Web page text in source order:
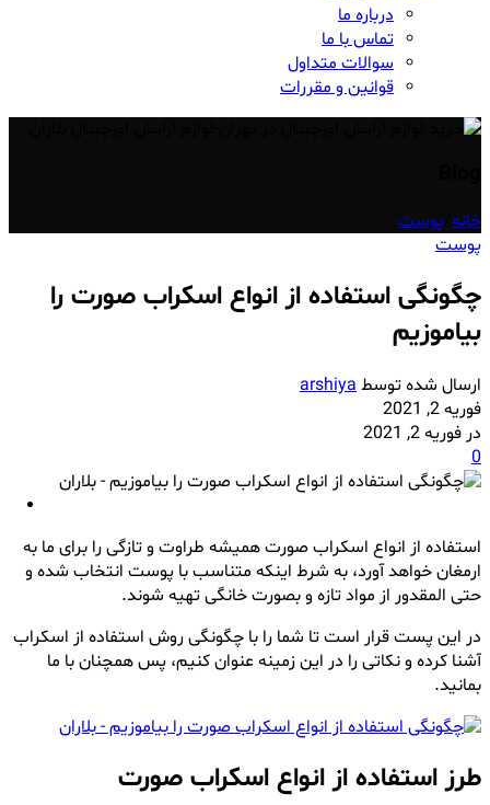
درباره ما
تماس با ما
سوالات متداول
قوانین و مقررات
خانه پوست
پوست
چگونگی استفاده از انواع اسکراب صورت را
بیاموزیم
ارسال شده توسطarshiya
فوریه 2, 2021
در فوریه 2, 2021
0
استفاده از انواع اسکراب صورت همیشه طراوت و تازگی را برای ما به
ارمغان خواهد آورد، به شرط اینکه متناسب با پوست انتخاب شده و
حتی المقدور از مواد تازه و بصورت خانگی تهیه شوند.
در این پست قرار است تا شما را با چگونگی روش استفاده از اسکراب
آشنا کرده و نکاتی را در این زمینه عنوان کنیم، پس همچنان با ما
بمانید.
طرز استفاده از انواع اسکراب صورت